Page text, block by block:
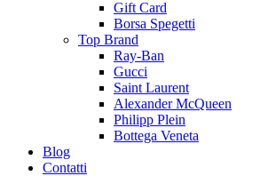
Gift Card
Borsa Spegetti
Top Brand
Ray-Ban
Gucci
Saint Laurent
Alexander McQueen
Philipp Plein
Bottega Veneta
Blog
Contatti